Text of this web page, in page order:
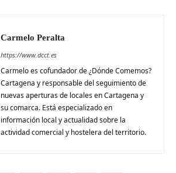
Carmelo Peralta
https://www.dcct.es
Carmelo es cofundador de ¿Dónde Comemos?
Cartagena y responsable del seguimiento de
nuevas aperturas de locales en Cartagena y
su comarca. Está especializado en
información local y actualidad sobre la
actividad comercial y hostelera del territorio.